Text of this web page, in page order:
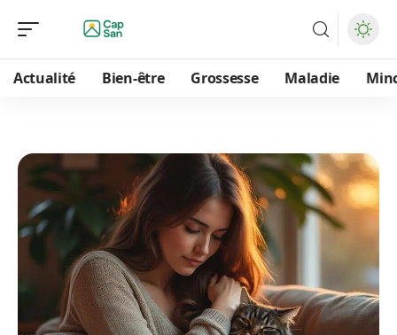
Actualité Bien-être Grossesse Maladie